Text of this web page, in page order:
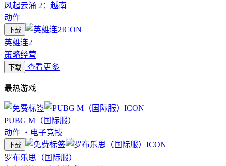
风起云涌 2：越南
动作
下载
英雄连2
策略经营
下载 查看更多
最热游戏
PUBG M（国际服）
动作 ・ 电子竞技
下载
罗布乐思（国际服）